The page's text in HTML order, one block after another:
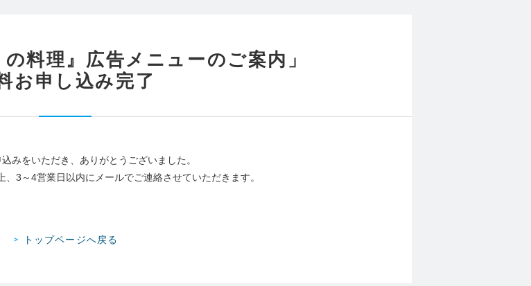
料理』広告メニューのご案内」
お申し込み完了
みをいただき、ありがとうございました。
3～4営業日以内にメールでご連絡させていただきます。
トップページへ戻る